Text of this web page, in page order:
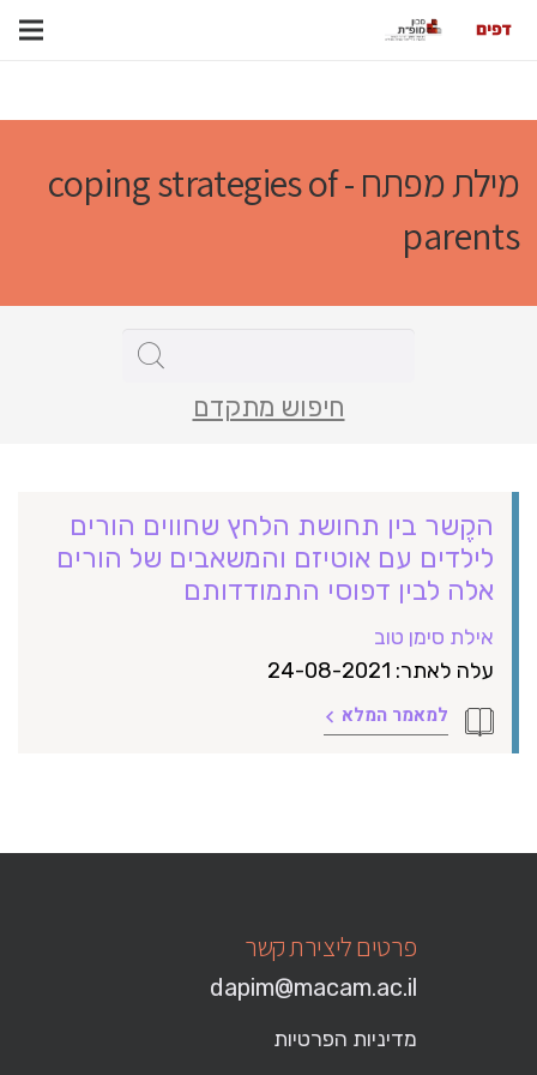
מילת מפתח - coping strategies of
parents
חיפוש מתקדם
הקֶשר בין תחושת הלחץ שחווים הורים
לילדים עם אוטיזם והמשאבים של הורים
אלה לבין דפוסי התמודדותם
אילת סימן טוב
עלה לאתר: 24-08-2021
למאמר המלא
פרטים ליצירת קשר
dapim@macam.ac.il
מדיניות הפרטיות